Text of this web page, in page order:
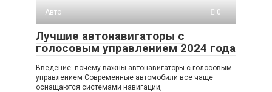
Авто
0
Лучшие автонавигаторы с
голосовым управлением 2024 года
Введение: почему важны автонавигаторы с голосовым
управлением Современные автомобили все чаще
оснащаются системами навигации,